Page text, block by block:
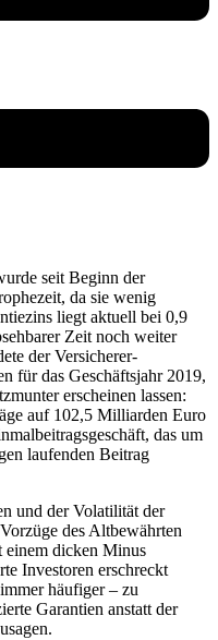
seit Beginn der
da sie wenig
liegt aktuell bei 0,9
Zeit noch weiter
der Versicherer-
für das Geschäftsjahr 2019,
erscheinen lassen:
auf 102,5 Milliarden Euro
das um
laufenden Beitrag
und der Volatilität der
des Altbewährten
einem dicken Minus
Investoren erschreckt
häufiger – zu
Garantien anstatt der